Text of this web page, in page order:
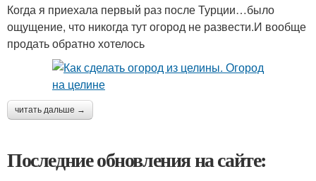
Когда я приехала первый раз после Турции…было
ощущение, что никогда тут огород не развести.И вообще
продать обратно хотелось
читать дальше →
Последние обновления на сайте: